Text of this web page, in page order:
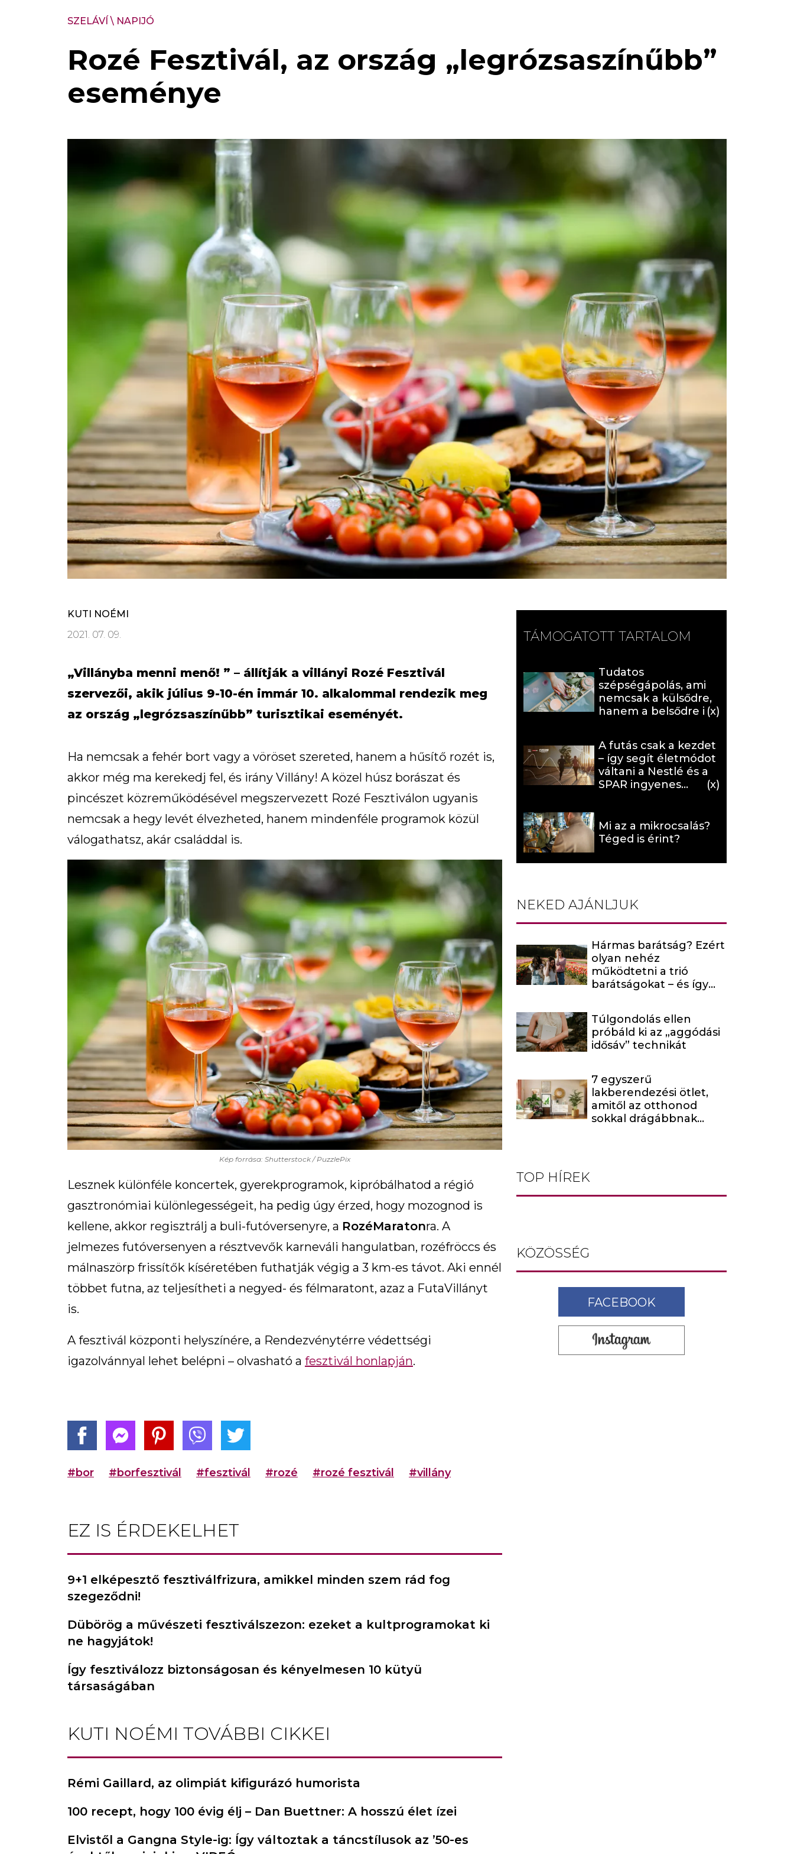
SZELÁVÍ \ NAPIJÓ
Rozé Fesztivál, az ország „legrózsaszínűbb”
eseménye
KUTI NOÉMI
2021. 07. 09.
„Villányba menni menő! ” – állítják a villányi Rozé Fesztivál
szervezői, akik július 9-10-én immár 10. alkalommal rendezik meg
az ország „legrózsaszínűbb” turisztikai eseményét.
Ha nemcsak a fehér bort vagy a vöröset szereted, hanem a hűsítő rozét is,
akkor még ma kerekedj fel, és irány Villány! A közel húsz borászat és
pincészet közreműködésével megszervezett Rozé Fesztiválon ugyanis
nemcsak a hegy levét élvezheted, hanem mindenféle programok közül
válogathatsz, akár családdal is.
Kép forrása: Shutterstock / PuzzlePix
Lesznek különféle koncertek, gyerekprogramok, kipróbálhatod a régió
gasztronómiai különlegességeit, ha pedig úgy érzed, hogy mozognod is
kellene, akkor regisztrálj a buli-futóversenyre, a RozéMaratonra. A
jelmezes futóversenyen a résztvevők karneváli hangulatban, rozéfröccs és
málnaszörp frissítők kíséretében futhatják végig a 3 km-es távot. Aki ennél
többet futna, az teljesítheti a negyed- és félmaratont, azaz a FutaVillányt
is.
A fesztivál központi helyszínére, a Rendezvénytérre védettségi
igazolvánnyal lehet belépni – olvasható a fesztivál honlapján.
#bor #borfesztivál #fesztivál #rozé #rozé fesztivál #villány
EZ IS ÉRDEKELHET
9+1 elképesztő fesztiválfrizura, amikkel minden szem rád fog
szegeződni!
Dübörög a művészeti fesztiválszezon: ezeket a kultprogramokat ki
ne hagyjátok!
Így fesztiválozz biztonságosan és kényelmesen 10 kütyü
társaságában
KUTI NOÉMI TOVÁBBI CIKKEI
Rémi Gaillard, az olimpiát kifigurázó humorista
100 recept, hogy 100 évig élj – Dan Buettner: A hosszú élet ízei
Elvistől a Gangna Style-ig: Így változtak a táncstílusok az ’50-es
TÁMOGATOTT TARTALOM
Tudatos
szépségápolás, ami
nemcsak a külsődre,
hanem a belsődre is
A futás csak a kezdet
– így segít életmódot
váltani a Nestlé és a
SPAR ingyenes
Mi az a mikrocsalás?
Téged is érint?
NEKED AJÁNLJUK
Hármas barátság? Ezért
olyan nehéz
működtetni a trió
barátságokat – és így
Túlgondolás ellen
próbáld ki az „aggódási
idősáv” technikát
7 egyszerű
lakberendezési ötlet,
amitől az otthonod
sokkal drágábbnak
TOP HÍREK
KÖZÖSSÉG
FACEBOOK